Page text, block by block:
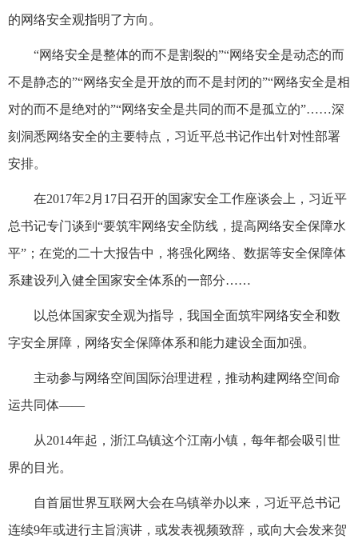
的网络安全观指明了方向。
“网络安全是整体的而不是割裂的”“网络安全是动态的而
不是静态的”“网络安全是开放的而不是封闭的”“网络安全是相
对的而不是绝对的”“网络安全是共同的而不是孤立的”……深
刻洞悉网络安全的主要特点，习近平总书记作出针对性部署
安排。
在2017年2月17日召开的国家安全工作座谈会上，习近平
总书记专门谈到“要筑牢网络安全防线，提高网络安全保障水
平”；在党的二十大报告中，将强化网络、数据等安全保障体
系建设列入健全国家安全体系的一部分……
以总体国家安全观为指导，我国全面筑牢网络安全和数
字安全屏障，网络安全保障体系和能力建设全面加强。
主动参与网络空间国际治理进程，推动构建网络空间命
运共同体——
从2014年起，浙江乌镇这个江南小镇，每年都会吸引世
界的目光。
自首届世界互联网大会在乌镇举办以来，习近平总书记
连续9年或进行主旨演讲，或发表视频致辞，或向大会发来贺